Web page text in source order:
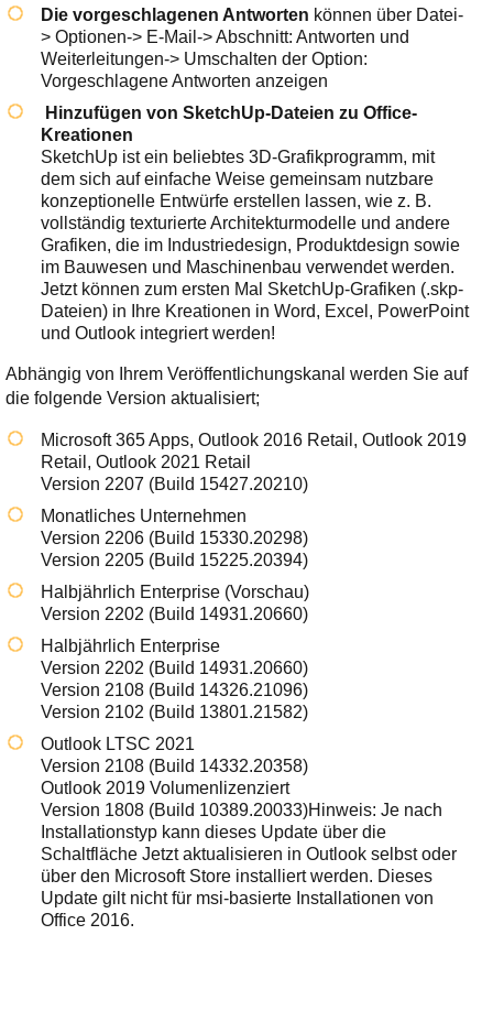
Die vorgeschlagenen Antworten können über Datei-
> Optionen-> E-Mail-> Abschnitt: Antworten und
Weiterleitungen-> Umschalten der Option:
Vorgeschlagene Antworten anzeigen
Hinzufügen von SketchUp-Dateien zu Office-
Kreationen
SketchUp ist ein beliebtes 3D-Grafikprogramm, mit
dem sich auf einfache Weise gemeinsam nutzbare
konzeptionelle Entwürfe erstellen lassen, wie z. B.
vollständig texturierte Architekturmodelle und andere
Grafiken, die im Industriedesign, Produktdesign sowie
im Bauwesen und Maschinenbau verwendet werden.
Jetzt können zum ersten Mal SketchUp-Grafiken (.skp-
Dateien) in Ihre Kreationen in Word, Excel, PowerPoint
und Outlook integriert werden!
Abhängig von Ihrem Veröffentlichungskanal werden Sie auf
die folgende Version aktualisiert;
Microsoft 365 Apps, Outlook 2016 Retail, Outlook 2019
Retail, Outlook 2021 Retail
Version 2207 (Build 15427.20210)
Monatliches Unternehmen
Version 2206 (Build 15330.20298)
Version 2205 (Build 15225.20394)
Halbjährlich Enterprise (Vorschau)
Version 2202 (Build 14931.20660)
Halbjährlich Enterprise
Version 2202 (Build 14931.20660)
Version 2108 (Build 14326.21096)
Version 2102 (Build 13801.21582)
Outlook LTSC 2021
Version 2108 (Build 14332.20358)
Outlook 2019 Volumenlizenziert
Version 1808 (Build 10389.20033)Hinweis: Je nach
Installationstyp kann dieses Update über die
Schaltfläche Jetzt aktualisieren in Outlook selbst oder
über den Microsoft Store installiert werden. Dieses
Update gilt nicht für msi-basierte Installationen von
Office 2016.